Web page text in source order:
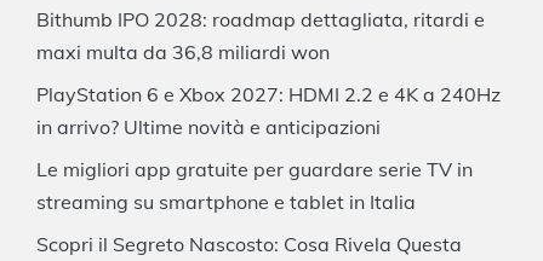
Bithumb IPO 2028: roadmap dettagliata, ritardi e
maxi multa da 36,8 miliardi won
PlayStation 6 e Xbox 2027: HDMI 2.2 e 4K a 240Hz
in arrivo? Ultime novità e anticipazioni
Le migliori app gratuite per guardare serie TV in
streaming su smartphone e tablet in Italia
Scopri il Segreto Nascosto: Cosa Rivela Questa